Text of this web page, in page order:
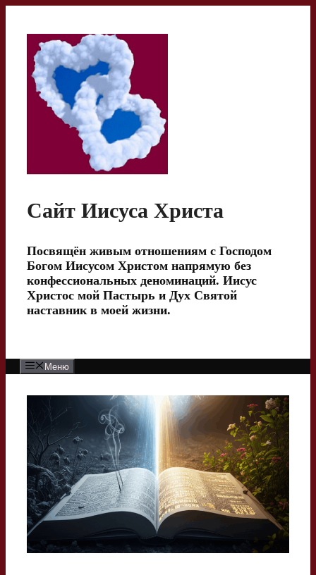
содержимому
Сайт Иисуса Христа
Посвящён живым отношениям с Господом
Богом Иисусом Христом напрямую без
конфессиональных деноминаций. Иисус
Христос мой Пастырь и Дух Святой
наставник в моей жизни.
Меню